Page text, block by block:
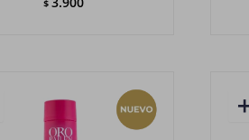
$